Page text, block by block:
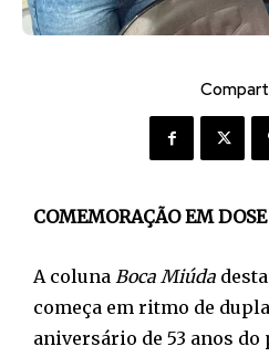
COMEMORAÇÃO EM
A coluna Boca Miúda
começa em ritmo de
aniversário de 53 anos